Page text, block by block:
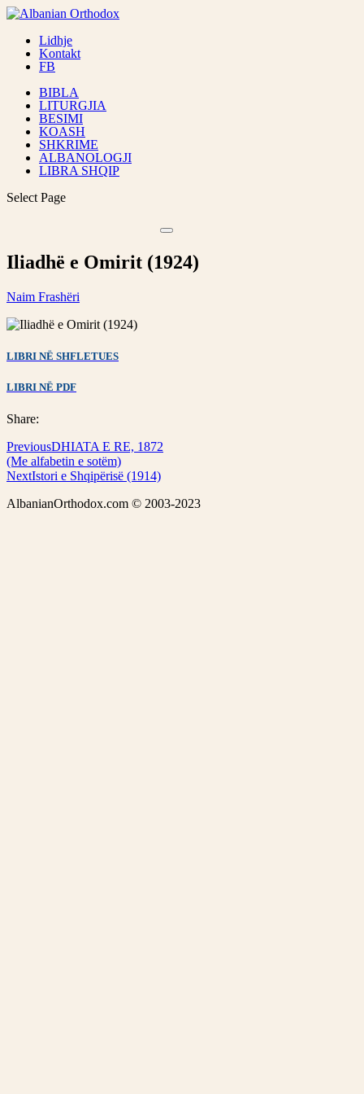
Lidhje
Kontakt
FB
BIBLA
LITURGJIA
BESIMI
KOASH
SHKRIME
ALBANOLOGJI
LIBRA SHQIP
Select Page
Iliadhë e Omirit (1924)
Naim Frashëri
LIBRI NË SHFLETUES
LIBRI NË PDF
Share:
PreviousDHIATA E RE, 1872
(Me alfabetin e sotëm)
NextIstori e Shqipërisë (1914)
AlbanianOrthodox.com © 2003-2023